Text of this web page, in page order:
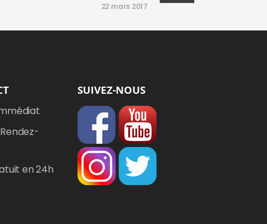
22 mars 2017
en 24h
SUIVEZ-NOUS